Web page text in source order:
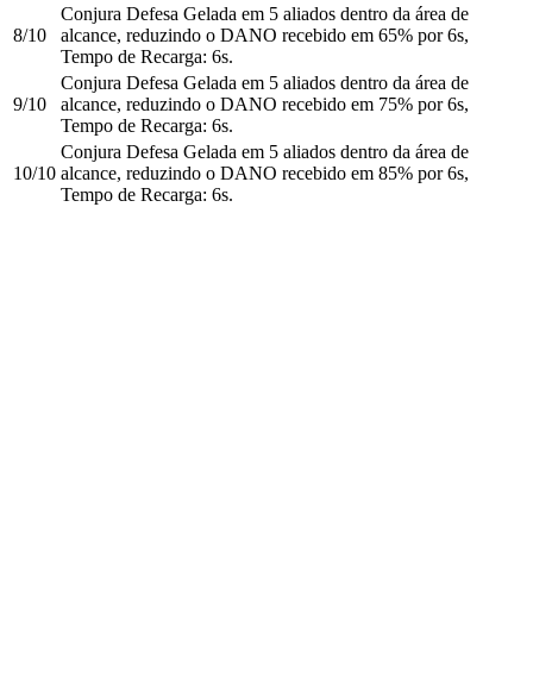
8/10
Conjura Defesa Gelada em 5 aliados dentro da área de
alcance, reduzindo o DANO recebido em 65% por 6s,
Tempo de Recarga: 6s.
9/10
Conjura Defesa Gelada em 5 aliados dentro da área de
alcance, reduzindo o DANO recebido em 75% por 6s,
Tempo de Recarga: 6s.
10/10
Conjura Defesa Gelada em 5 aliados dentro da área de
alcance, reduzindo o DANO recebido em 85% por 6s,
Tempo de Recarga: 6s.